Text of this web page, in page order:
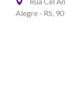
Alegre - RS,